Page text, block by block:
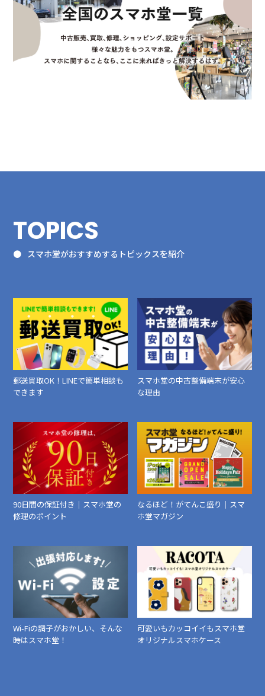
TOPICS
スマホ堂がおすすめするトピックスを紹介
郵送買取OK！LINEで簡単相談も
できます
スマホ堂の中古整備端末が安心
な理由
90日間の保証付き｜スマホ堂の
修理のポイント
なるほど！がてんこ盛り｜スマ
ホ堂マガジン
Wi-Fiの調子がおかしい、そんな
時はスマホ堂！
可愛いもカッコイイもスマホ堂
オリジナルスマホケース